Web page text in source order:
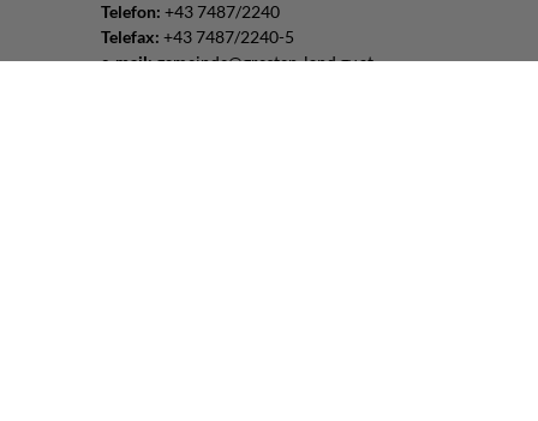
Telefon: +43 7487/2240
Telefax: +43 7487/2240-5
e-mail:gemeinde@gresten-land.gv.at